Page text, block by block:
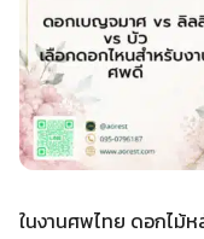
ในงานศพไทย ดอกไม้